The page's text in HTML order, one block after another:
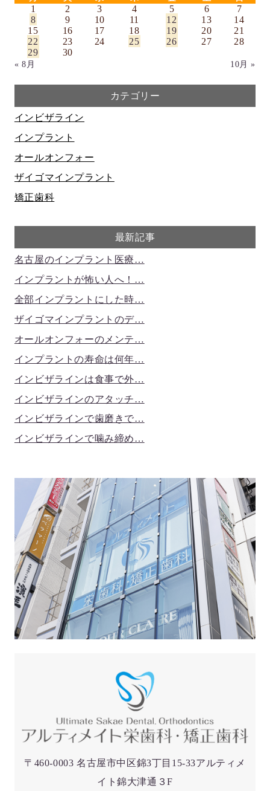
1 2 3 4 5 6
7
8
9 10 11 12 13
14
15
16 17 18 19 20
21
22
23 24 25 26 27
28
29
30
« 8月 10月 »
カテゴリー
インビザライン
インプラント
オールオンフォー
ザイゴマインプラント
矯正歯科
最新記事
名古屋のインプラント医療…
インプラントが怖い人へ！…
全部インプラントにした時…
ザイゴマインプラントのデ…
オールオンフォーのメンテ…
インプラントの寿命は何年…
インビザラインは食事で外…
インビザラインのアタッチ…
インビザラインで歯磨きで…
インビザラインで噛み締め…
〒460-0003 名古屋市中区錦3丁目15-33アルティメ
イト錦大津通３F